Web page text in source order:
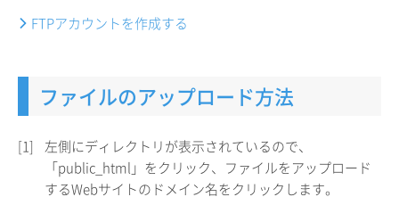
FTPアカウントを作成する
ファイルのアップロード方法
[1]
左側にディレクトリが表示されているので、
「public_html」をクリック、ファイルをアップロード
するWebサイトのドメイン名をクリックします。